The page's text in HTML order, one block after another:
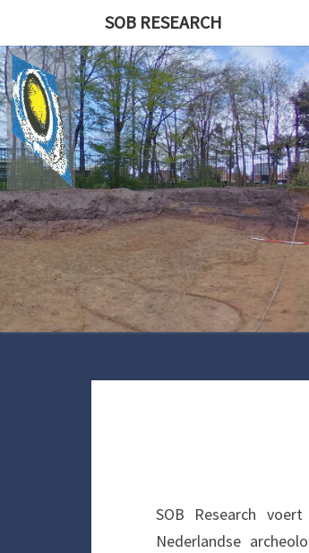
content
SOB RESEARCH
SOB Research
Nederlandse